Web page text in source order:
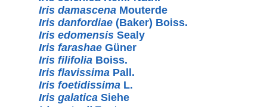
Iris damascena Mouterde
Iris danfordiae (Baker) Boiss.
Iris edomensis Sealy
Iris farashae Güner
Iris filifolia Boiss.
Iris flavissima Pall.
Iris foetidissima L.
Iris galatica Siehe